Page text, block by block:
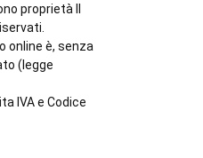
proprietà Il
online è, senza
(legge
IVA e Codice